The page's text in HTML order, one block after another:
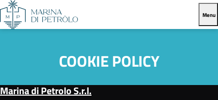
Menu
COOKIE POLICY
Marina di Petrolo S.r.l.